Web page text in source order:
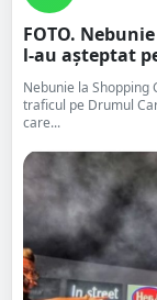
FOTO.
l-au așteptat
Nebunie la Shopping
traficul pe Drumul
care...